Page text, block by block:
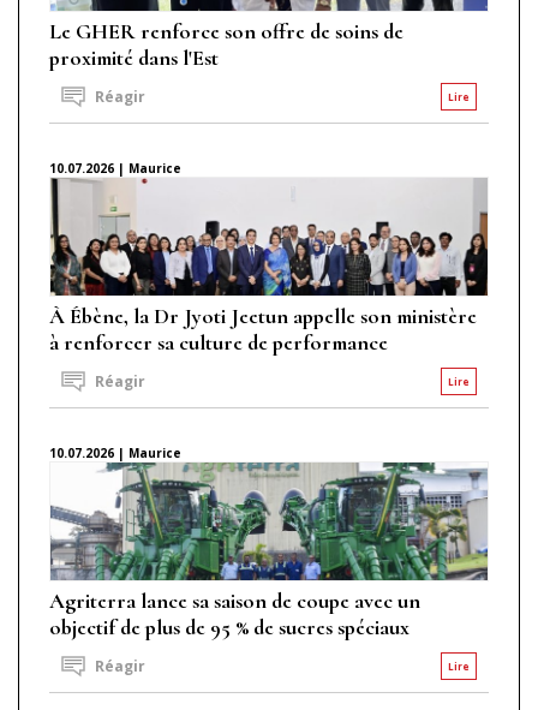
Le GHER renforce son offre de soins de
proximité dans l'Est
Lire
Réagir
10.07.2026 | Maurice
À Ébène, la Dr Jyoti Jeetun appelle son ministère
à renforcer sa culture de performance
Lire
Réagir
10.07.2026 | Maurice
Agriterra lance sa saison de coupe avec un
objectif de plus de 95 % de sucres spéciaux
Lire
Réagir